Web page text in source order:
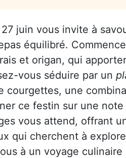
juin vous invite à
équilibré.
et origan, qui
vous séduire par un
courgettes, une
ce festin sur une
vous attend, offrant
qui cherchent à
à un voyage